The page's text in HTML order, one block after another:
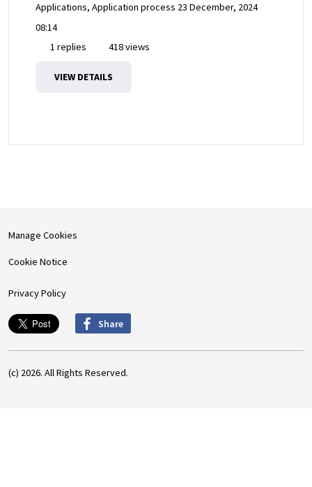
Applications, Application process 23 December, 2024
08:14
1 replies
418 views
VIEW DETAILS
Manage Cookies
Cookie Notice
Privacy Policy
Share
(c) 2026. All Rights Reserved.